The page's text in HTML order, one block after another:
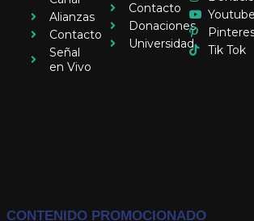
Alianzas
Contacto
Señal
en Vivo
Contacto
Donaciones
Universidad
Youtube
Tik Tok